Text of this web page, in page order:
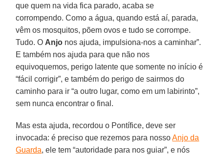
que quem na vida fica parado, acaba se
corrompendo. Como a água, quando está aí, parada,
vêm os mosquitos, põem ovos e tudo se corrompe.
Tudo. O Anjo nos ajuda, impulsiona-nos a caminhar”.
E também nos ajuda para que não nos
equivoquemos, perigo latente que somente no início é
“fácil corrigir”, e também do perigo de sairmos do
caminho para ir “a outro lugar, como em um labirinto”,
sem nunca encontrar o final.
Mas esta ajuda, recordou o Pontífice, deve ser
invocada: é preciso que rezemos para nossoAnjo da
Guarda, ele tem “autoridade para nos guiar”, e nós